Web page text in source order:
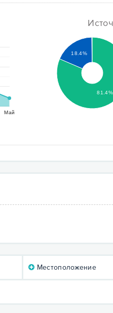
Май
18.4%
81.4%
Местоположение